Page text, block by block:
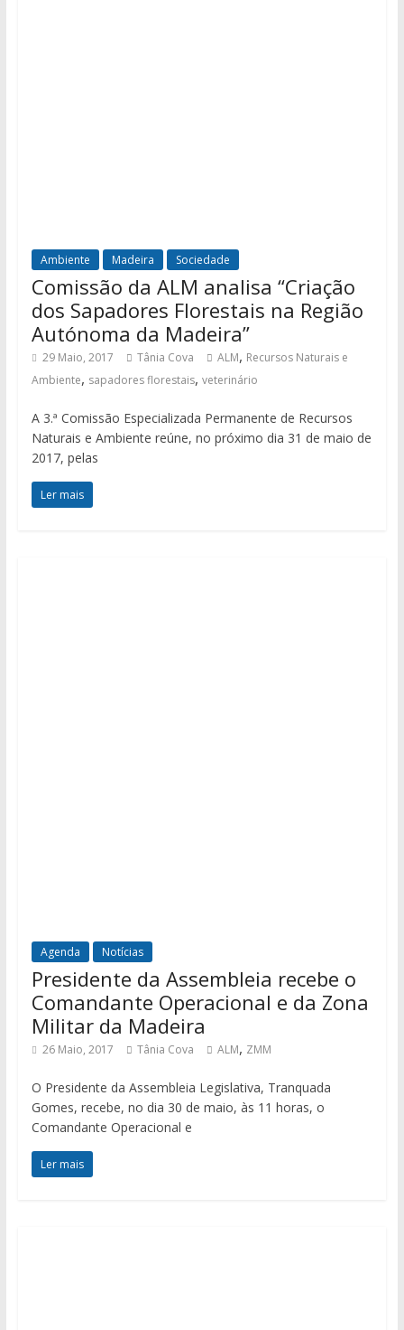
Ambiente Madeira Sociedade
Comissão da ALM analisa “Criação
dos Sapadores Florestais na Região
Autónoma da Madeira”
29 Maio, 2017 Tânia Cova ALM, Recursos Naturais e
Ambiente, sapadores florestais, veterinário
A 3.ª Comissão Especializada Permanente de Recursos
Naturais e Ambiente reúne, no próximo dia 31 de maio de
2017, pelas
Ler mais
Agenda Notícias
Presidente da Assembleia recebe o
Comandante Operacional e da Zona
Militar da Madeira
26 Maio, 2017 Tânia Cova ALM, ZMM
O Presidente da Assembleia Legislativa, Tranquada
Gomes, recebe, no dia 30 de maio, às 11 horas, o
Comandante Operacional e
Ler mais